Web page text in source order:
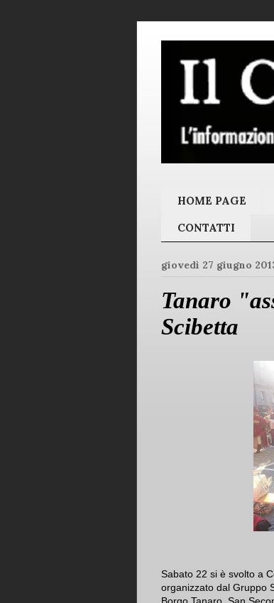
HOME PAGE
CONTATTI
giovedì 27 giugno
Tanaro
Scibetta
Sabato 22 si è svolto a
organizzato dal Gruppo